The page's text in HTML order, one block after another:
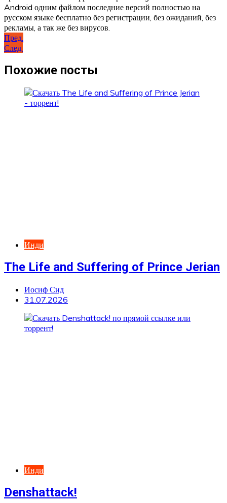
Android одним файлом последние версий полностью на
русском языке бесплатно без регистрации, без ожиданий, без
рекламы, а так же без вирусов.
Навигация
по
записям
Пред.
След.
Похожие посты
Инди
The Life and Suffering of Prince Jerian
Иосиф Сид
31.07.2026
Инди
Denshattack!